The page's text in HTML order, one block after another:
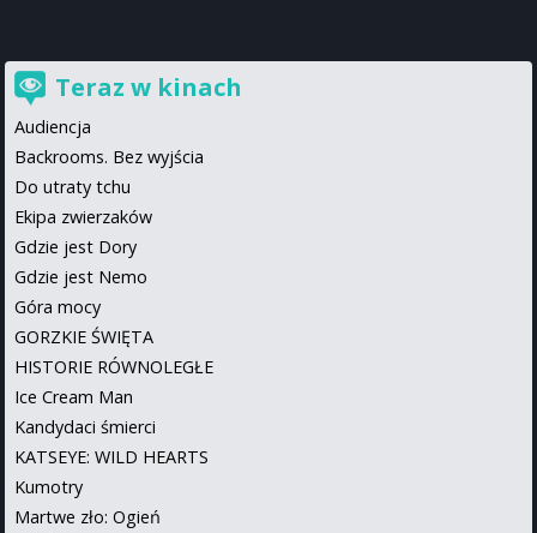
Teraz w kinach
Audiencja
Backrooms. Bez wyjścia
Do utraty tchu
Ekipa zwierzaków
Gdzie jest Dory
Gdzie jest Nemo
Góra mocy
GORZKIE ŚWIĘTA
HISTORIE RÓWNOLEGŁE
Ice Cream Man
Kandydaci śmierci
KATSEYE: WILD HEARTS
Kumotry
Martwe zło: Ogień